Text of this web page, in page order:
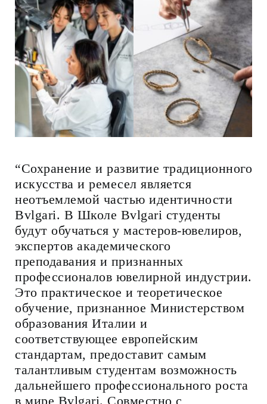
“Сохранение и развитие традиционного
искусства и ремесел является
неотъемлемой частью идентичности
Bvlgari. В Школе Bvlgari студенты
будут обучаться у мастеров-ювелиров,
экспертов академического
преподавания и признанных
профессионалов ювелирной индустрии.
Это практическое и теоретическое
обучение, признанное Министерством
образования Италии и
соответствующее европейским
стандартам, предоставит самым
талантливым студентам возможность
дальнейшего профессионального роста
в мире Bvlgari. Совместно с